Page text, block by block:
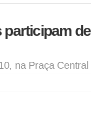
na Praça Central